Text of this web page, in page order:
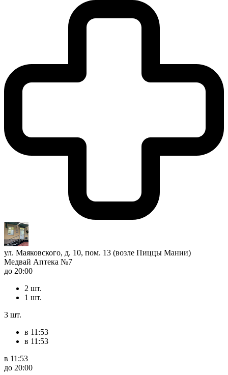
ул. Маяковского, д. 10, пом. 13 (возле Пиццы Мании)
Медвай Аптека №7
до 20:00
2 шт.
1 шт.
3 шт.
в 11:53
в 11:53
в 11:53
до 20:00